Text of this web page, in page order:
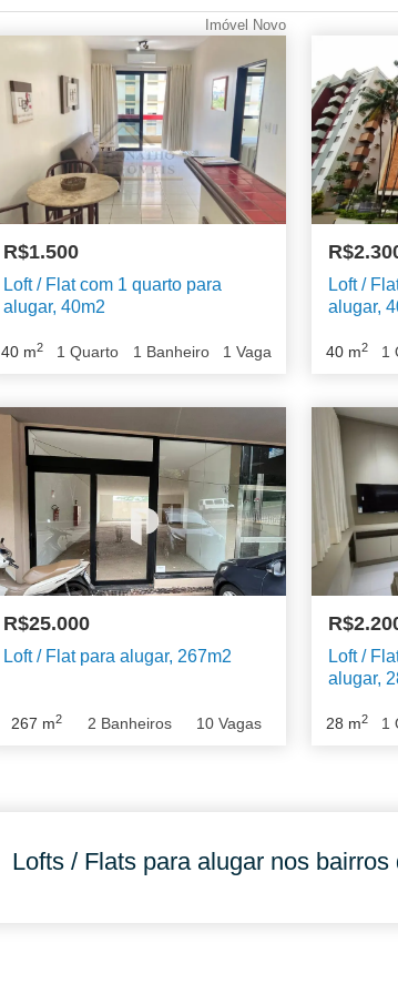
Imóvel Novo
R$1.500
Loft / Flat com 1 quarto para
alugar, 40m2
40m2 1 Quarto 1 Banheiro 1 Vaga
Loft /
alugar,
40m2 1
R$25.000
Loft / Flat para alugar, 267m2
267 m2 2 Banheiros 10Vagas
Loft /
alugar,
28 m2 1
Lofts / Flats para alugar nos